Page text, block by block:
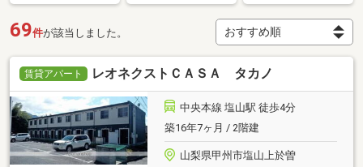
69件が該当しました。
賃貸アパート レオネクストＣＡＳＡ タカノ
中央本線 塩山駅 徒歩4分
築16年7ヶ月 / 2階建
山梨県甲州市塩山上於曽